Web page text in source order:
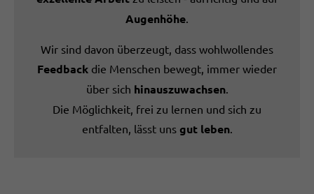
Augenhöhe
Wir sind davon überzeugt, dass wohlwollendes
Feedback die Menschen bewegt, immer wieder
über sich hinauszuwachsen.
Die Möglichkeit, frei zu lernen und sich zu
entfalten, lässt uns gut leben.